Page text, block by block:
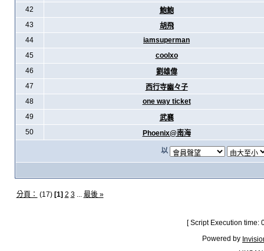
42
鮑鮑
43
胡飛
44
iamsuperman
45
coolxo
46
劉雄偉
47
西行寺幽々子
48
one way ticket
49
武襄
50
Phoenix@南海
以
分頁： (17) [1] 2 3... 最後 »
[ Script Execution
Powered by